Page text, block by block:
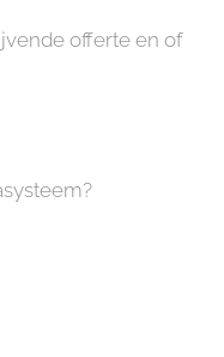
offerte en of